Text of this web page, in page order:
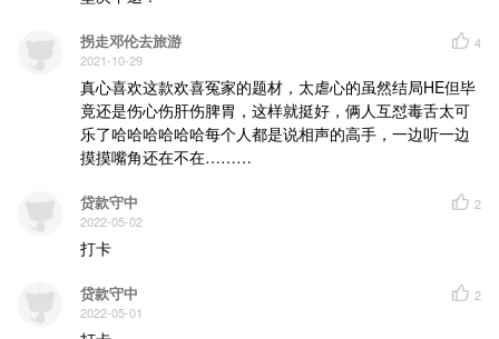
拐走邓伦去旅游
2021-10-29
4
真心喜欢这款欢喜冤家的题材，太虐心的虽然结局HE但毕
竟还是伤心伤肝伤脾胃，这样就挺好，俩人互怼毒舌太可
乐了哈哈哈哈哈哈每个人都是说相声的高手，一边听一边
摸摸嘴角还在不在………
贷款守中
2022-05-02
2
打卡
贷款守中
2022-05-01
2